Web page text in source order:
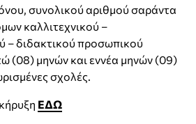
συνολικού αριθµού σαράντα
καλλιτεχνικού –
– διδακτικού προσωπικού
(08) µηνών και εννέα µηνών (09)
σχολές.
ΕΔΩ